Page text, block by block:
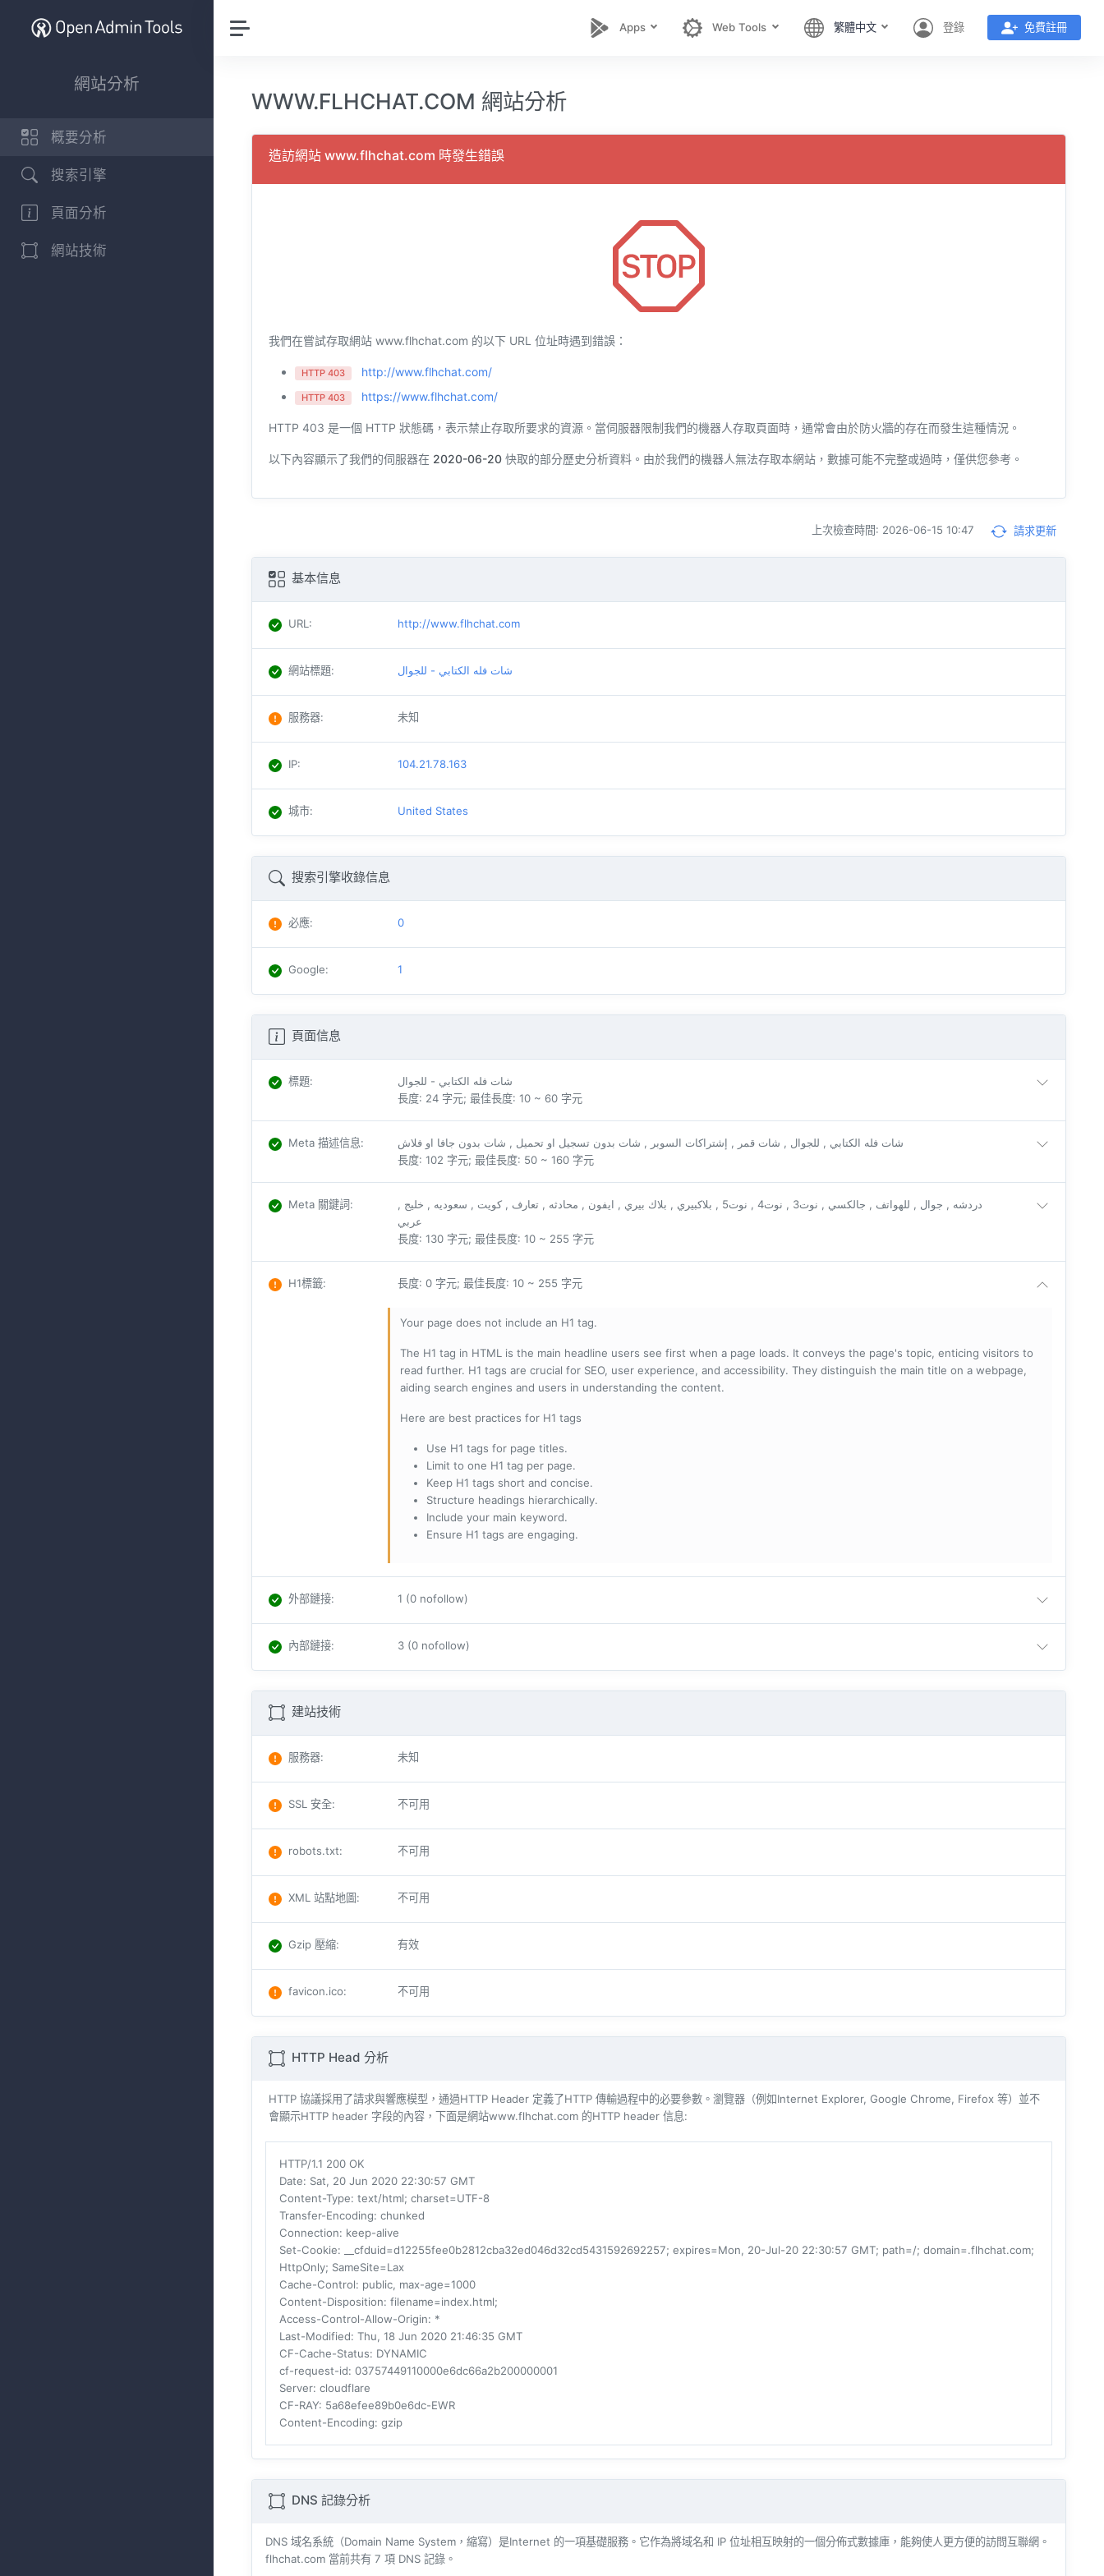
網站分析
概要分析
搜索引擎
頁面分析
網站技術
Apps Web Tools 繁體中文 登錄 免費註冊
WWW.FLHCHAT.COM 網站分析
造訪網站 www.flhchat.com 時發生錯誤
我們在嘗試存取網站 www.flhchat.com 的以下 URL 位址時遇到錯誤：
HTTP 403 http://www.flhchat.com/
HTTP 403 https://www.flhchat.com/
HTTP 403 是一個 HTTP 狀態碼，表示禁止存取所要求的資源。當伺服器限制我們的機器人存取頁面時，通常會由於防火牆的存在而發生這種情況。
以下內容顯示了我們的伺服器在 2020-06-20 快取的部分歷史分析資料。由於我們的機器人無法存取本網站，數據可能不完整或過時，僅供您參考。
上次檢查時間: 2026-06-15 10:47 請求更新
基本信息
URL: http://www.flhchat.com
網站標題: شات فله الكتابي - للجوال
服務器: 未知
IP: 104.21.78.163
城市: United States
搜索引擎收錄信息
必應: 0
Google: 1
頁面信息
標題:
شات فله الكتابي - للجوال
長度: 24 字元; 最佳長度: 10 ~ 60 字元
Meta 描述信息:
شات فله الكتابي , للجوال , شات قمر , إشتراكات السوبر , شات بدون تسجيل او تحميل , شات بدون جافا او فلاش
長度: 102 字元; 最佳長度: 50 ~ 160 字元
Meta 關鍵詞:
دردشه , جوال , للهواتف , جالكسي , نوت3 , نوت4 , نوت5 , بلاكبيري , بلاك بيري , ايفون , محادثه , تعارف , كويت , سعوديه , خليج ,
عربي
長度: 130 字元; 最佳長度: 10 ~ 255 字元
H1標籤: 長度: 0 字元; 最佳長度: 10 ~ 255 字元
Your page does not include an H1 tag.
The H1 tag in HTML is the main headline users see first when a page loads. It conveys the page's topic, enticing visitors to
read further. H1 tags are crucial for SEO, user experience, and accessibility. They distinguish the main title on a webpage,
aiding search engines and users in understanding the content.
Here are best practices for H1 tags
Use H1 tags for page titles.
Limit to one H1 tag per page.
Keep H1 tags short and concise.
Structure headings hierarchically.
Include your main keyword.
Ensure H1 tags are engaging.
外部鏈接: 1 (0 nofollow)
內部鏈接: 3 (0 nofollow)
建站技術
服務器: 未知
SSL 安全: 不可用
robots.txt: 不可用
XML 站點地圖: 不可用
Gzip 壓縮: 有效
favicon.ico: 不可用
HTTP Head 分析
HTTP 協議採用了請求與響​​應模型，通過HTTP Header 定義了HTTP 傳輸過程中的必要參數。瀏覽器（例如​​Internet Explorer, Google Chrome, Firefox 等）並不
會顯示HTTP header 字段的內容，下面是網站www.flhchat.com 的HTTP header 信息:
HTTP/1.1 200 OK
Date: Sat, 20 Jun 2020 22:30:57 GMT
Content-Type: text/html; charset=UTF-8
Transfer-Encoding: chunked
Connection: keep-alive
Set-Cookie: __cfduid=d12255fee0b2812cba32ed046d32cd5431592692257; expires=Mon, 20-Jul-20 22:30:57 GMT; path=/; domain=.flhchat.com;
HttpOnly; SameSite=Lax
Cache-Control: public, max-age=1000
Content-Disposition: filename=index.html;
Access-Control-Allow-Origin: *
Last-Modified: Thu, 18 Jun 2020 21:46:35 GMT
CF-Cache-Status: DYNAMIC
cf-request-id: 03757449110000e6dc66a2b200000001
Server: cloudflare
CF-RAY: 5a68efee89b0e6dc-EWR
Content-Encoding: gzip
DNS 記錄分析
DNS 域名系統（Domain Name System，縮寫）是Internet 的一項基礎服務。它作為將域名和 IP 位址相互映射的一個分佈式數據庫，能夠使人更方便的訪問互聯網。
flhchat.com 當前共有 7 項 DNS 記錄。